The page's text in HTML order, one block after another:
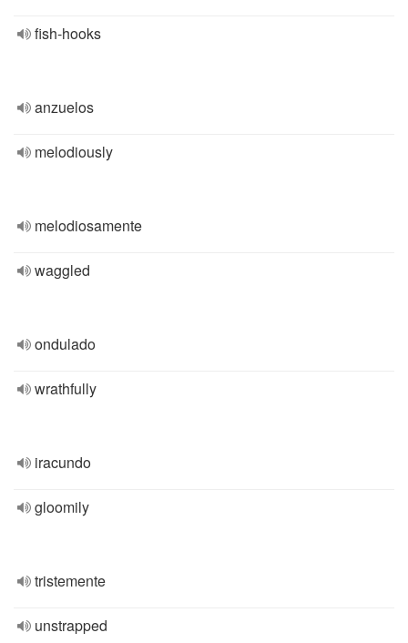
fish-hooks
anzuelos
melodiously
melodiosamente
waggled
ondulado
wrathfully
iracundo
gloomily
tristemente
unstrapped